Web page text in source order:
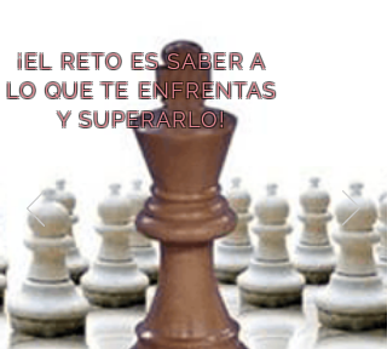
¡EL RETO ES SABER A
LO QUE TE ENFRENTAS
Y SUPERARLO!